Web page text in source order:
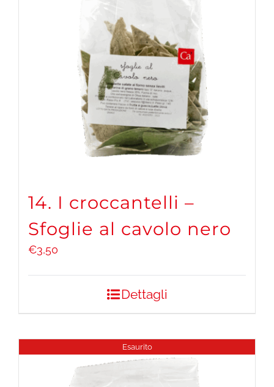
14. I croccantelli –
Sfoglie al cavolo nero
€3,50
Dettagli
Esaurito